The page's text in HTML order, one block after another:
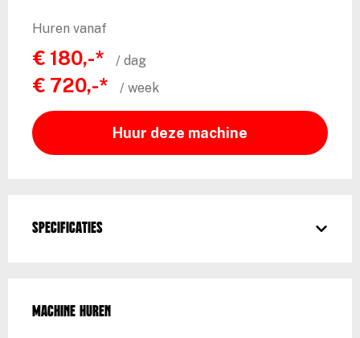
Huren vanaf
€ 180,-* / dag
€ 720,-* / week
Huur deze machine
Specificaties
Machine huren